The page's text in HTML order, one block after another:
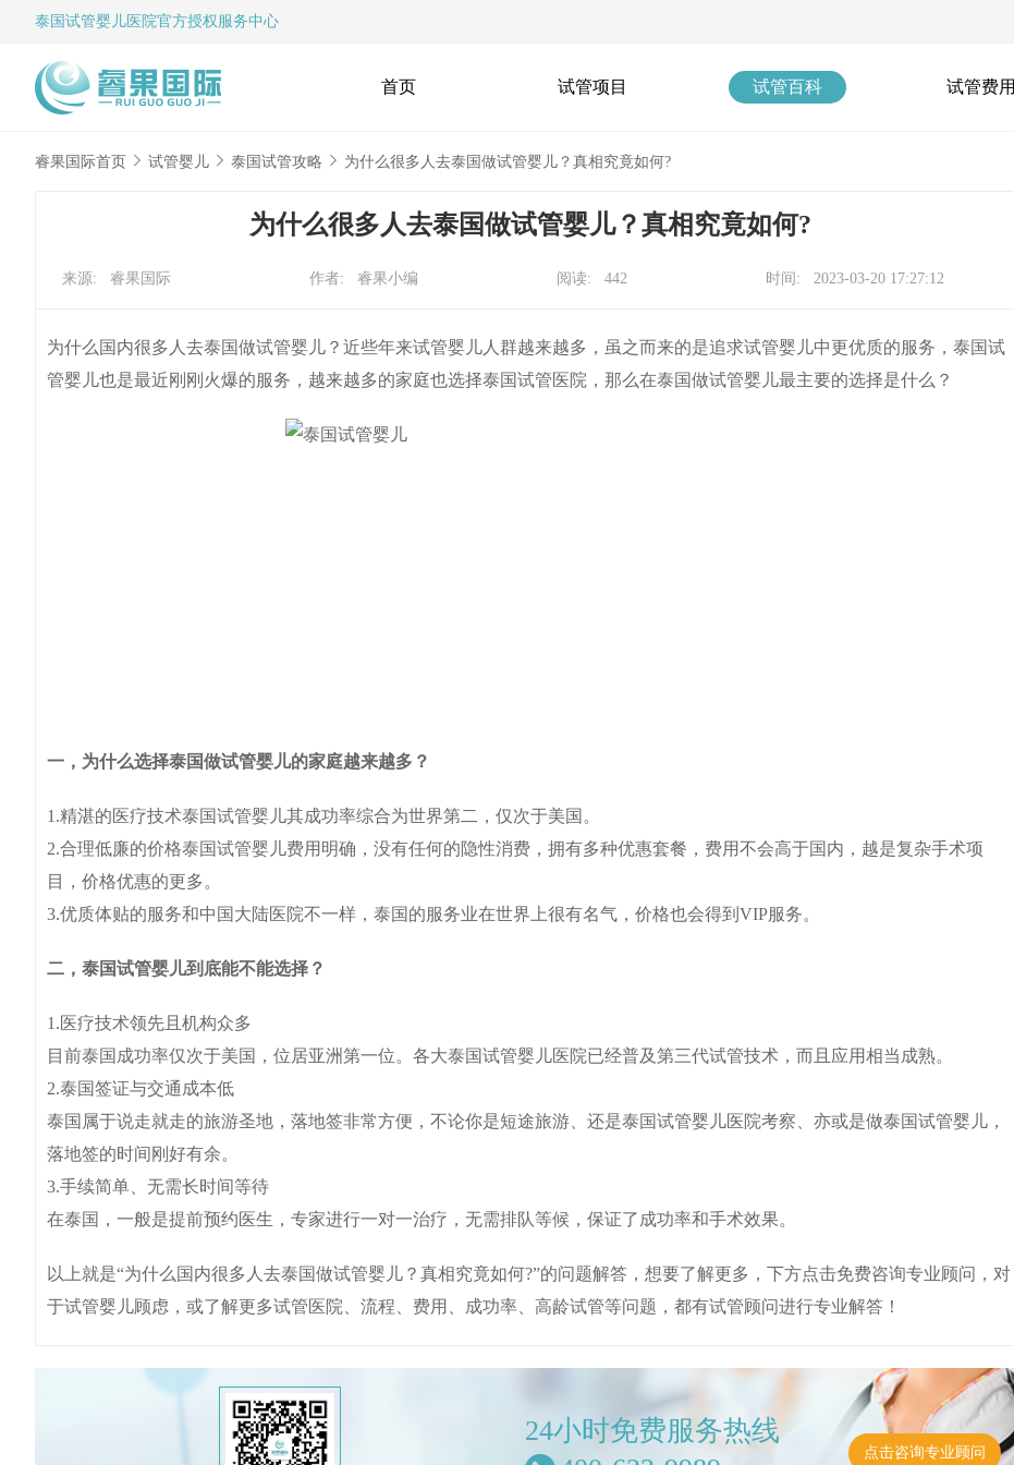
泰国试管婴儿 医院官方授权服务中心
首页 试管项目 试管百科 试管费用
睿果国际首页 试管婴儿 泰国试管攻略 为什么很多人去泰国做试管婴儿？真相究竟如何?
为什么很多人去泰国做试管婴儿？真相究竟如何?
来源: 睿果国际 作者: 睿果小编 阅读: 442 时间: 2023-03-20 17:27:12
为什么国内很多人去泰国做试管婴儿？近些年来试管婴儿人群越来越多，虽之而来的是追求试管婴儿中更优质的服务，泰国试
管婴儿也是最近刚刚火爆的服务，越来越多的家庭也选择泰国试管医院，那么在泰国做试管婴儿最主要的选择是什么？
一，为什么选择泰国做试管婴儿的家庭越来越多？
1.精湛的医疗技术泰国试管婴儿其成功率综合为世界第二，仅次于美国。
2.合理低廉的价格泰国试管婴儿费用明确，没有任何的隐性消费，拥有多种优惠套餐，费用不会高于国内，越是复杂手术项
目，价格优惠的更多。
3.优质体贴的服务和中国大陆医院不一样，泰国的服务业在世界上很有名气，价格也会得到VIP服务。
二，泰国试管婴儿到底能不能选择？
1.医疗技术领先且机构众多
目前泰国成功率仅次于美国，位居亚洲第一位。各大泰国试管婴儿医院已经普及第三代试管技术，而且应用相当成熟。
2.泰国签证与交通成本低
泰国属于说走就走的旅游圣地，落地签非常方便，不论你是短途旅游、还是泰国试管婴儿医院考察、亦或是做泰国试管婴儿，
落地签的时间刚好有余。
3.手续简单、无需长时间等待
在泰国，一般是提前预约医生，专家进行一对一治疗，无需排队等候，保证了成功率和手术效果。
以上就是“为什么国内很多人去泰国做试管婴儿？真相究竟如何?”的问题解答，想要了解更多，下方点击免费咨询专业顾问，对
于试管婴儿顾虑，或了解更多试管医院、流程、费用、成功率、高龄试管等问题，都有试管顾问进行专业解答！
24小时免费服务热线
点击咨询专业顾问